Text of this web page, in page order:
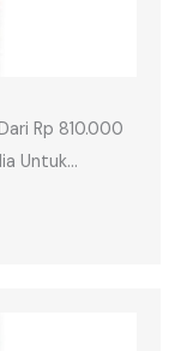
Rp 810.000
Untuk…